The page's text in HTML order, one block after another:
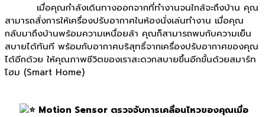
เมื่อคุณกำลังเดินทางออกจากที่ทำงานจนใกล้จะถึงบ้าน คุณ
สามารถสั่งการให้เครื่องปรับอากาศในห้องนั่งเล่นทำงาน เมื่อคุณ
กลับมาถึงบ้านพร้อมความเหนื่อยล้า คุณก็สามารถพบกับความเย็น
สบายได้ทันที พร้อมกับอากาศบริสุทธิ์จากเครื่องปรับอากาศของคุณ
ได้อีกด้วย ให้คุณภาพชีวิตของเราสะดวกสบายขึ้นอีกขั้นด้วยสมาร์ท
โฮม (Smart Home)
Motion Sensor ตรวจจับการเคลื่อนไหวของคุณเมื่อ